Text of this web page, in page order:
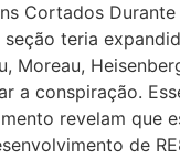
Cortados
seção teria
Moreau,
a conspiração.
revelam que
de